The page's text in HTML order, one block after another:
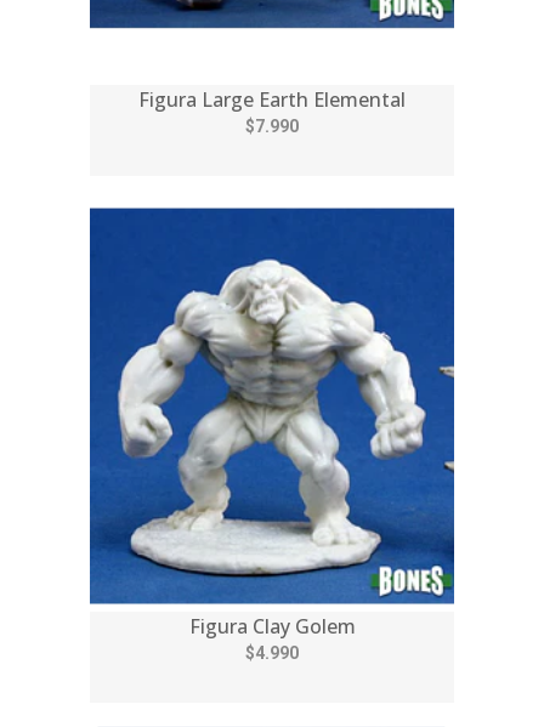
Figura Large Earth Elemental
$7.990
Figura Clay Golem
$4.990